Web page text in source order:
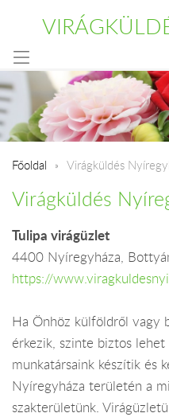
Főoldal Virágküldés
Virágküldés
Tulipa virágüzlet
4400 Nyíregyháza,
https://
Ha Önhöz külföldről vagy
érkezik, szinte biztos
munkatársaink készítik és
Nyíregyháza területén a
szakterületünk.